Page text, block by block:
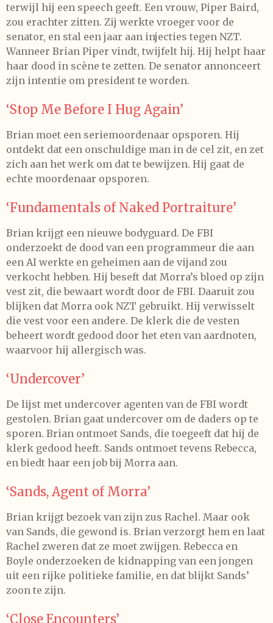
terwijl hij een speech geeft. Een vrouw, Piper Baird,
zou erachter zitten. Zij werkte vroeger voor de
senator, en stal een jaar aan injecties tegen NZT.
Wanneer Brian Piper vindt, twijfelt hij. Hij helpt haar
haar dood in scène te zetten. De senator annonceert
zijn intentie om president te worden.
‘Stop Me Before I Hug Again’
Brian moet een seriemoordenaar opsporen. Hij
ontdekt dat een onschuldige man in de cel zit, en zet
zich aan het werk om dat te bewijzen. Hij gaat de
echte moordenaar opsporen.
‘Fundamentals of Naked Portraiture’
Brian krijgt een nieuwe bodyguard. De FBI
onderzoekt de dood van een programmeur die aan
een AI werkte en geheimen aan de vijand zou
verkocht hebben. Hij beseft dat Morra’s bloed op zijn
vest zit, die bewaart wordt door de FBI. Daaruit zou
blijken dat Morra ook NZT gebruikt. Hij verwisselt
die vest voor een andere. De klerk die de vesten
beheert wordt gedood door het eten van aardnoten,
waarvoor hij allergisch was.
‘Undercover’
De lijst met undercover agenten van de FBI wordt
gestolen. Brian gaat undercover om de daders op te
sporen. Brian ontmoet Sands, die toegeeft dat hij de
klerk gedood heeft. Sands ontmoet tevens Rebecca,
en biedt haar een job bij Morra aan.
‘Sands, Agent of Morra’
Brian krijgt bezoek van zijn zus Rachel. Maar ook
van Sands, die gewond is. Brian verzorgt hem en laat
Rachel zweren dat ze moet zwijgen. Rebecca en
Boyle onderzoeken de kidnapping van een jongen
uit een rijke politieke familie, en dat blijkt Sands’
zoon te zijn.
‘Close Encounters’